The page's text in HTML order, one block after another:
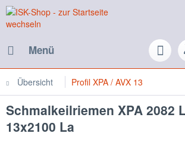
Menü
Übersicht Profil XPA / AVX 13
Schmalkeilriemen XPA 2082
13x2100 La